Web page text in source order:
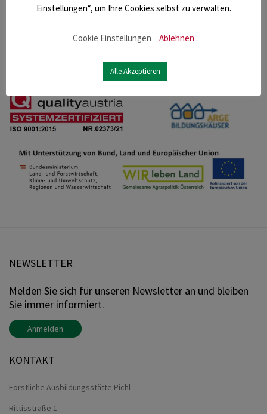
NEWSLETTER
Melden Sie sich für unseren Newsletter an und bleiben
Sie immer informiert.
Anmelden
KONTAKT
Forstliche Ausbildungsstätte Pichl
Rittisstraße 1
Einstellungen“, um Ihre Cookies selbst zu verwalten.
Cookie Einstellungen Ablehnen
Alle Akzeptieren